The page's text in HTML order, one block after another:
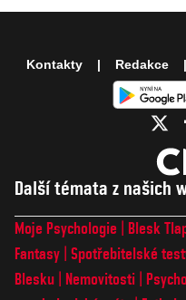
Další témata z našich
Moje Psychologie Blesk
Fantasy Spotřebitelské
Blesku
Nemovitosti
Kontakty Redakce